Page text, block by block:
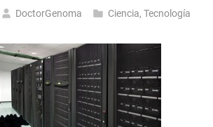
DoctorGenoma Ciencia, Tecnología